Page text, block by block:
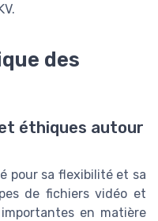
des
éthiques autour
pour sa flexibilité et sa
de fichiers vidéo et
en matière